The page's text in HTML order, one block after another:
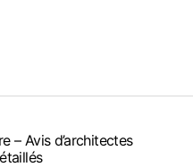
– Avis d’architectes